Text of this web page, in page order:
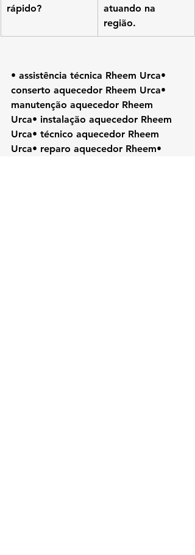
rápido?
atuando na
região.
• assistência técnica Rheem Urca•
conserto aquecedor Rheem Urca•
manutenção aquecedor Rheem
Urca• instalação aquecedor Rheem
Urca• técnico aquecedor Rheem
Urca• reparo aquecedor Rheem•